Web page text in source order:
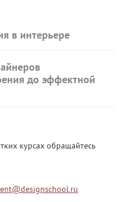
в интерьере
до эффектной
курсах обращайтесь